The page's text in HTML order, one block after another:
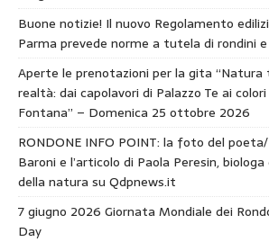
Buone notizie! Il nuovo Regolamento
Parma prevede norme a tutela di rondini
Aperte le prenotazioni per la gita “Natura
realtà: dai capolavori di Palazzo Te ai
Fontana” – Domenica 25 ottobre 2026
RONDONE INFO POINT: la foto del
Baroni e l’articolo di Paola Peresin,
della natura su Qdpnews.it
7 giugno 2026 Giornata Mondiale dei
Day